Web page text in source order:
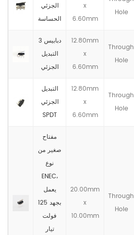
الجزئي
الحساسة
x
6.60mm
Hole
3 دبابيس
التبديل
الجزئي
12.80mm
x
6.60mm
Through
Hole
التبديل
الجزئي
SPDT
12.80mm
x
6.60mm
Through
Hole
مفتاح
صغير من
نوع
ENEC،
يعمل
بجهد 125
فولت
تيار
20.00mm
x
10.00mm
Through
Hole